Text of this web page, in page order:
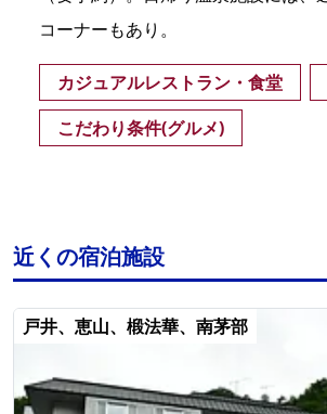
コーナーもあり。
カジュアルレストラン・食堂
こだわり条件(グルメ)
近くの宿泊施設
戸井、恵山、椴法華、南茅部